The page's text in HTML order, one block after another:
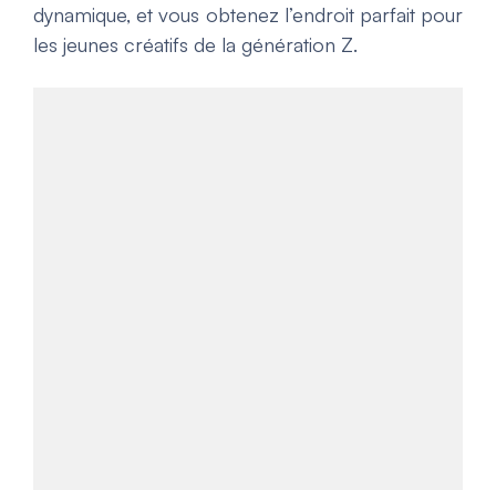
dynamique, et vous obtenez l’endroit parfait pour
les jeunes créatifs de la génération Z.